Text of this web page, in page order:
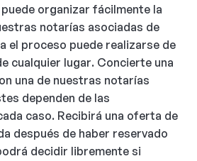
puede organizar fácilmente la
notarías asociadas de
el proceso puede realizarse de
cualquier lugar. Concierte una
una de nuestras notarías
dependen de las
caso. Recibirá una oferta de
después de haber reservado
decidir libremente si